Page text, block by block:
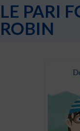
LE PARI
ROBIN